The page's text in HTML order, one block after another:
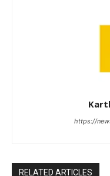
https://
RELATED ARTICLES